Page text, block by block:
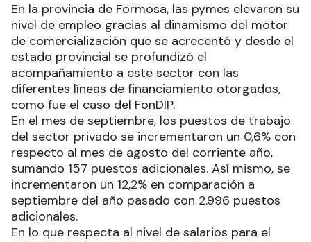
En la provincia de Formosa, las pymes elevaron su
nivel de empleo gracias al dinamismo del motor
de comercialización que se acrecentó y desde el
estado provincial se profundizó el
acompañamiento a este sector con las
diferentes líneas de financiamiento otorgados,
como fue el caso del FonDIP.
En el mes de septiembre, los puestos de trabajo
del sector privado se incrementaron un 0,6% con
respecto al mes de agosto del corriente año,
sumando 157 puestos adicionales. Así mismo, se
incrementaron un 12,2% en comparación a
septiembre del año pasado con 2.996 puestos
adicionales.
En lo que respecta al nivel de salarios para el